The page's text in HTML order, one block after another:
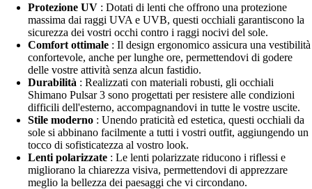
Protezione UV : Dotati di lenti che offrono una protezione
massima dai raggi UVA e UVB, questi occhiali garantiscono la
sicurezza dei vostri occhi contro i raggi nocivi del sole.
Comfort ottimale : Il design ergonomico assicura una vestibilità
confortevole, anche per lunghe ore, permettendovi di godere
delle vostre attività senza alcun fastidio.
Durabilità : Realizzati con materiali robusti, gli occhiali
Shimano Pulsar 3 sono progettati per resistere alle condizioni
difficili dell'esterno, accompagnandovi in tutte le vostre uscite.
Stile moderno : Unendo praticità ed estetica, questi occhiali da
sole si abbinano facilmente a tutti i vostri outfit, aggiungendo un
tocco di sofisticatezza al vostro look.
Lenti polarizzate : Le lenti polarizzate riducono i riflessi e
migliorano la chiarezza visiva, permettendovi di apprezzare
meglio la bellezza dei paesaggi che vi circondano.